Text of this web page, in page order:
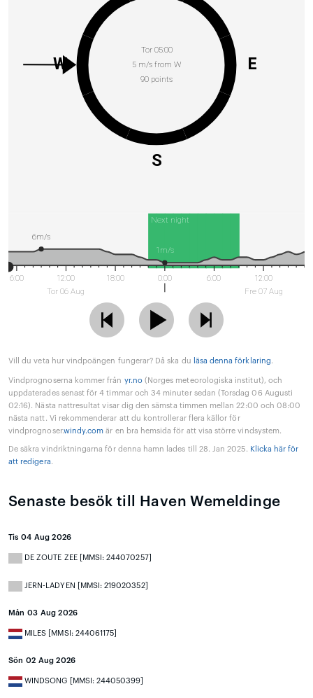
Tor 05:00
5 m/s from W
90 points
E
S
W
Next night
6:00
12:00
Tor 06 Aug
18:00 0:00 6:00
12:00
Fre 07 Aug
6m/s
1m/s
Vill du veta hur vindpoängen fungerar? Då ska du läsa denna förklaring.
Vindprognoserna kommer från yr.no (Norges meteorologiska institut), och
uppdaterades senast för 4 timmar och 34 minuter sedan (Torsdag 06 Augusti
02:16). Nästa nattresultat visar dig den sämsta timmen mellan 22:00 och 08:00
nästa natt. Vi rekommenderar att du kontrollerar flera källor för
vindprognoser.windy.com är en bra hemsida för att visa större vindsystem.
De säkra vindriktningarna för denna hamn lades till 28. Jan 2025. Klicka här för
att redigera.
Senaste besök till Haven Wemeldinge
Tis 04 Aug 2026
DE ZOUTE ZEE [MMSI: 244070257]
JERN-LADYEN [MMSI: 219020352]
Mån 03 Aug 2026
MILES [MMSI: 244061175]
Sön 02 Aug 2026
WINDSONG [MMSI: 244050399]